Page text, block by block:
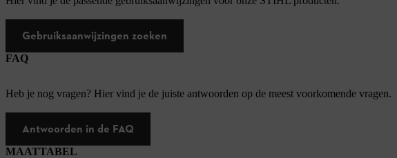
Gebruiksaanwijzingen zoeken
FAQ
Heb je nog vragen? Hier vind je de juiste antwoorden op de meest voorkomende vragen.
Antwoorden in de FAQ
MAATTABEL